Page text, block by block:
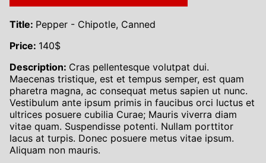
Title: Pepper - Chipotle, Canned
Price: 140$
Description: Cras pellentesque volutpat dui.
Maecenas tristique, est et tempus semper, est quam
pharetra magna, ac consequat metus sapien ut nunc.
Vestibulum ante ipsum primis in faucibus orci luctus et
ultrices posuere cubilia Curae; Mauris viverra diam
vitae quam. Suspendisse potenti. Nullam porttitor
lacus at turpis. Donec posuere metus vitae ipsum.
Aliquam non mauris.